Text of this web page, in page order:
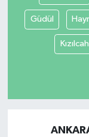
Güdül